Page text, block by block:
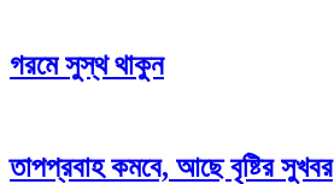
গরমে সুস্থ থাকুন
তাপপ্রবাহ কমবে, আছে বৃষ্টির সুখবর